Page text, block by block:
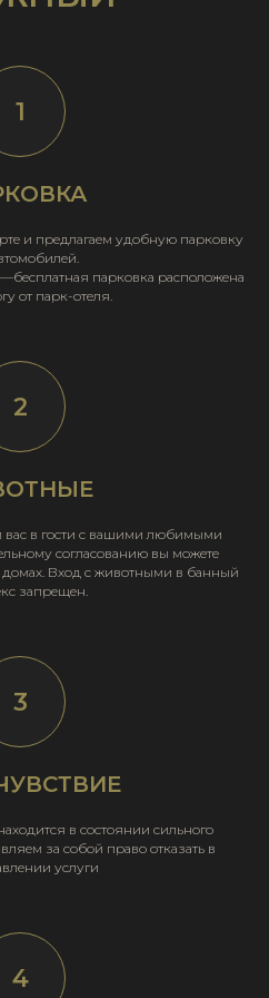
и предлагаем удобную парковку
парковка расположена
от парк-отеля.
в гости с вашими любимыми
согласованию вы можете
Вход с животными в банный
запрещен.
в состоянии сильного
за собой право отказать в
услуги